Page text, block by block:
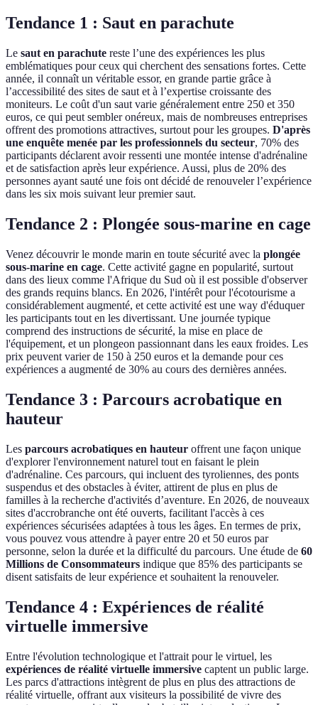
Tendance 1 : Saut en parachute
Le saut en parachute reste l’une des expériences les plus
emblématiques pour ceux qui cherchent des sensations fortes. Cette
année, il connaît un véritable essor, en grande partie grâce à
l’accessibilité des sites de saut et à l’expertise croissante des
moniteurs. Le coût d'un saut varie généralement entre 250 et 350
euros, ce qui peut sembler onéreux, mais de nombreuses entreprises
offrent des promotions attractives, surtout pour les groupes. D'après
une enquête menée par les professionnels du secteur, 70% des
participants déclarent avoir ressenti une montée intense d'adrénaline
et de satisfaction après leur expérience. Aussi, plus de 20% des
personnes ayant sauté une fois ont décidé de renouveler l’expérience
dans les six mois suivant leur premier saut.
Tendance 2 : Plongée sous-marine en cage
Venez découvrir le monde marin en toute sécurité avec la plongée
sous-marine en cage. Cette activité gagne en popularité, surtout
dans des lieux comme l'Afrique du Sud où il est possible d'observer
des grands requins blancs. En 2026, l'intérêt pour l'écotourisme a
considérablement augmenté, et cette activité est une way d'éduquer
les participants tout en les divertissant. Une journée typique
comprend des instructions de sécurité, la mise en place de
l'équipement, et un plongeon passionnant dans les eaux froides. Les
prix peuvent varier de 150 à 250 euros et la demande pour ces
expériences a augmenté de 30% au cours des dernières années.
Tendance 3 : Parcours acrobatique en
hauteur
Les parcours acrobatiques en hauteur offrent une façon unique
d'explorer l'environnement naturel tout en faisant le plein
d'adrénaline. Ces parcours, qui incluent des tyroliennes, des ponts
suspendus et des obstacles à éviter, attirent de plus en plus de
familles à la recherche d'activités d’aventure. En 2026, de nouveaux
sites d'accrobranche ont été ouverts, facilitant l'accès à ces
expériences sécurisées adaptées à tous les âges. En termes de prix,
vous pouvez vous attendre à payer entre 20 et 50 euros par
personne, selon la durée et la difficulté du parcours. Une étude de 60
Millions de Consommateurs indique que 85% des participants se
disent satisfaits de leur expérience et souhaitent la renouveler.
Tendance 4 : Expériences de réalité
virtuelle immersive
Entre l'évolution technologique et l'attrait pour le virtuel, les
expériences de réalité virtuelle immersive captent un public large.
Les parcs d'attractions intègrent de plus en plus des attractions de
réalité virtuelle, offrant aux visiteurs la possibilité de vivre des